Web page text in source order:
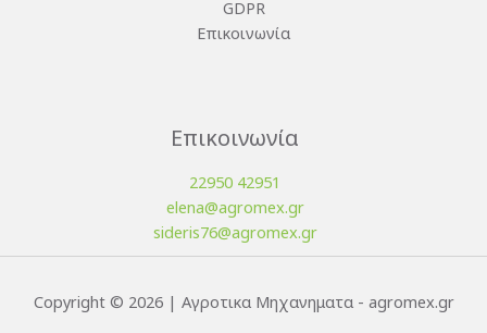
GDPR
Επικοινωνία
Επικοινωνία
22950 42951
elena@agromex.gr
sideris76@agromex.gr
Copyright © 2026 | Αγροτικα Μηχανηματα - agromex.gr